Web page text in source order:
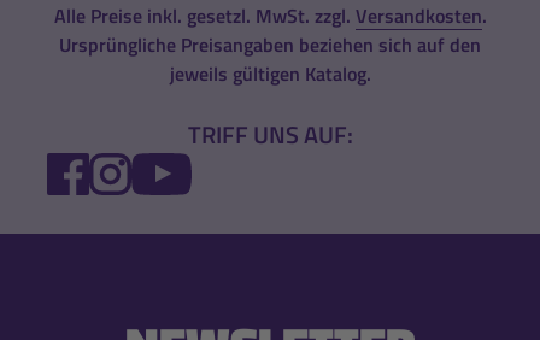
Alle Preise inkl. gesetzl. MwSt. zzgl. Versandkosten.
Ursprüngliche Preisangaben beziehen sich auf den
jeweils gültigen Katalog.
TRIFF UNS AUF:
FACEBOOK
INSTAGRAM
YOUTUBE